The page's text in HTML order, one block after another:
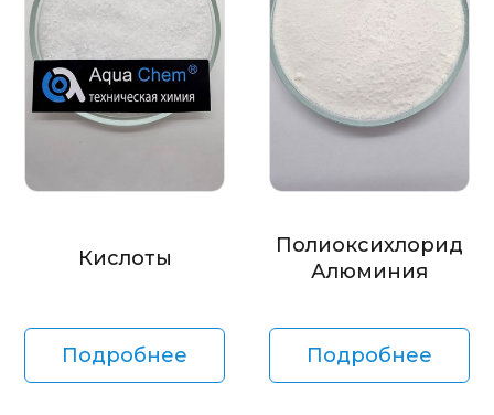
Кислоты
Подробнее
Полиоксихлорид
Алюминия
Подробнее